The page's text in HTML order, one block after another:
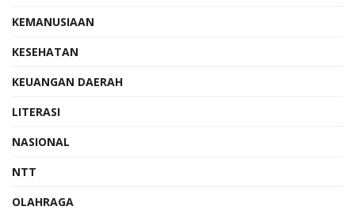
KEMANUSIAAN
KESEHATAN
KEUANGAN DAERAH
LITERASI
NASIONAL
NTT
OLAHRAGA